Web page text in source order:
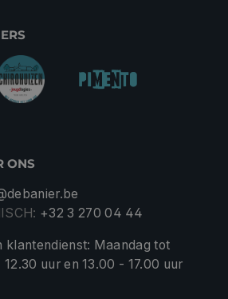
ONS
+32 3 270 04 44
klantendienst: Maandag tot
uur en 13.00 - 17.00 uur